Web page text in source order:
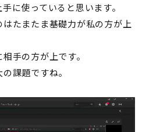
に使っていると思います。
たまたま基礎力が私の方が上
手の方が上です。
課題ですね。